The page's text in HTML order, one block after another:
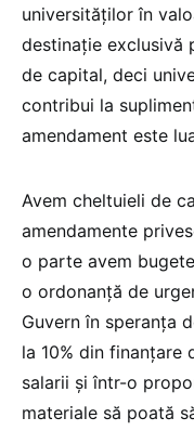
universităților în
destinație exclusivă
de capital, deci
contribui la
amendament este
Avem cheltuieli de
amendamente
o parte avem
o ordonanță de
Guvern în speranța
la 10% din finanțare
salarii și într-o
materiale să poată